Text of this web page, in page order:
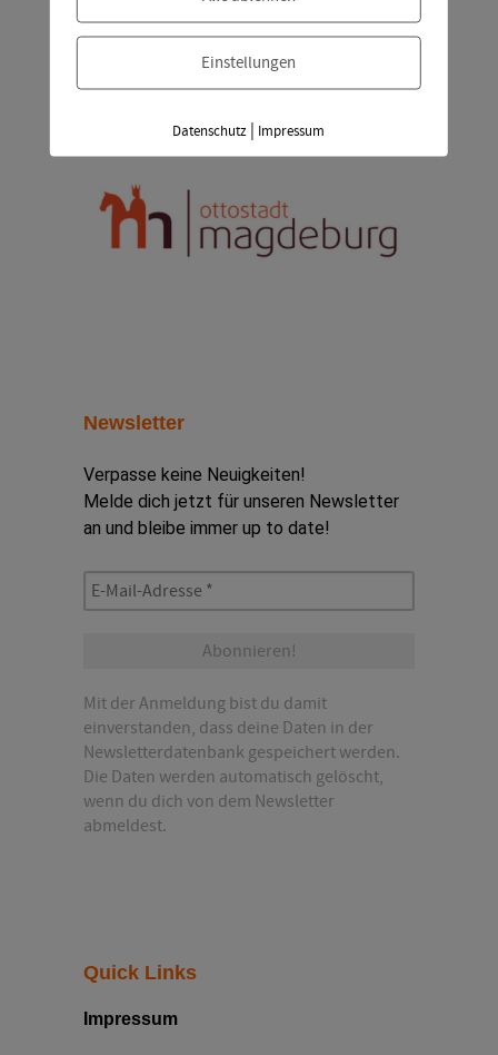
Newsletter
Verpasse keine Neuigkeiten!
Melde dich jetzt für unseren Newsletter
an und bleibe immer up to date!
E-
Mail-
Mit der Anmeldung bist du damit
einverstanden, dass deine Daten in der
Newsletterdatenbank gespeichert werden.
Die Daten werden automatisch gelöscht,
wenn du dich von dem Newsletter
abmeldest.
Quick Links
Impressum
Einstellungen
Datenschutz | Impressum